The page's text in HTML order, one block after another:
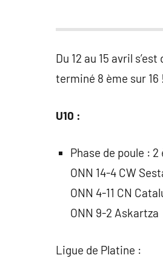
Du 12 au 15 avril
terminé 8 ème sur 16 !
U10 :
Phase de poule :
ONN 14-4 CW
ONN 4-11 CN
ONN 9-2 Askartza
Ligue de Platine :